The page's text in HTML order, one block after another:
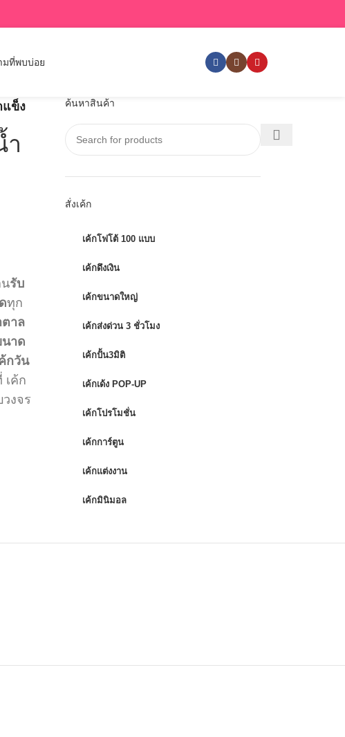
มที่พบบ่อย
แข็ง
ำ
นรับ
ทุก
ตาล
นาด
กวัน
เค้ก
งจร
ค้นหาสินค้า
สั่งเค้ก
เค้กโฟโต้ 100 แบบ
เค้กดึงเงิน
เค้กขนาดใหญ่
เค้กส่งด่วน 3 ชั่วโมง
เค้กปั้น3มิติ
เค้กเด้ง POP-UP
เค้กโปรโมชั่น
เค้กการ์ตูน
เค้กแต่งงาน
เค้กมินิมอล